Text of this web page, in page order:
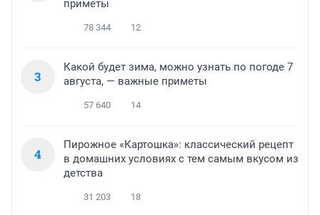
приметы
78 344 12
3
Какой будет зима, можно узнать по погоде 7
августа, — важные приметы
57 640 14
4
Пирожное «Картошка»: классический рецепт
в домашних условиях с тем самым вкусом из
детства
31 203 18